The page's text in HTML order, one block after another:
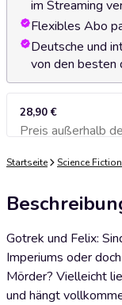
im Streaming
Flexibles Abo
Deutsche und
von den besten
28,90 €
Preis außerhalb
Startseite Science Fiction
Gotrek und Felix:
Imperiums oder
Mörder? Vielleicht
und hängt